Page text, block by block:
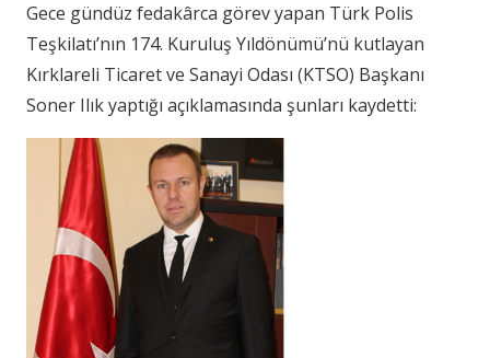
Gece gündüz fedakârca görev yapan Türk Polis
Teşkilatı’nın 174. Kuruluş Yıldönümü’nü kutlayan
Kırklareli Ticaret ve Sanayi Odası (KTSO) Başkanı
Soner Ilık yaptığı açıklamasında şunları kaydetti: